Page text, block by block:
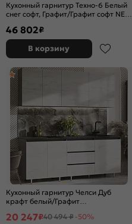
Кухонный гарнитур Техно-6 Белый
снег софт, Графит/Графит софт NEW
46 802₽
В корзину
Кухонный гарнитур Челси Дуб
крафт белый/Графит
20 247₽40 494 ₽ -50%